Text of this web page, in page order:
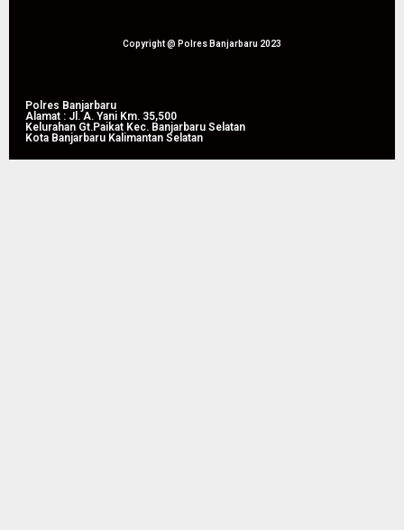
Pertanian
08/08/2026
0
Copyright @ Polres Banjarbaru 2023
Polres Banjarbaru
Alamat : Jl. A. Yani Km. 35,500
Kelurahan Gt.Paikat Kec. Banjarbaru Selatan
Kota Banjarbaru Kalimantan Selatan